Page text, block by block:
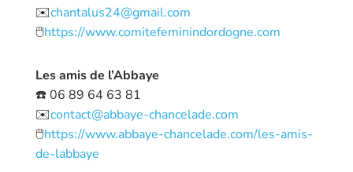
✉️chantalus24@gmail.com
🖱️https://www.comitefeminindordogne.com
Les amis de l’Abbaye
☎️ 06 89 64 63 81
✉️contact@abbaye-chancelade.com
🖱️https://www.abbaye-chancelade.com/les-amis-
de-labbaye